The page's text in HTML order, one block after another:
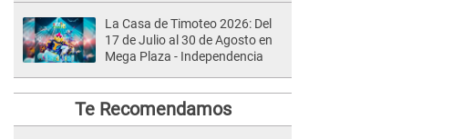
La Casa de Timoteo 2026: Del
17 de Julio al 30 de Agosto en
Mega Plaza - Independencia
Te Recomendamos